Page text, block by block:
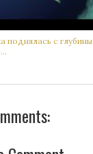
поднялась с глубины